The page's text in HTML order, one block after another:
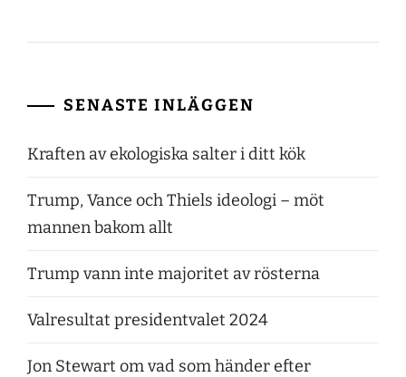
SENASTE INLÄGGEN
Kraften av ekologiska salter i ditt kök
Trump, Vance och Thiels ideologi – möt
mannen bakom allt
Trump vann inte majoritet av rösterna
Valresultat presidentvalet 2024
Jon Stewart om vad som händer efter